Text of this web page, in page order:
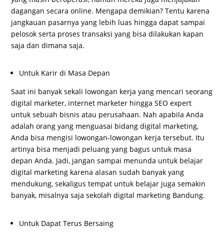
dagangan secara online. Mengapa demikian? Tentu karena
jangkauan pasarnya yang lebih luas hingga dapat sampai
pelosok serta proses transaksi yang bisa dilakukan kapan
saja dan dimana saja.
Untuk Karir di Masa Depan
Saat ini banyak sekali lowongan kerja yang mencari seorang
digital marketer, internet marketer hingga SEO expert
untuk sebuah bisnis atau perusahaan. Nah apabila Anda
adalah orang yang menguasai bidang digital marketing,
Anda bisa mengisi lowongan-lowongan kerja tersebut. Itu
artinya bisa menjadi peluang yang bagus untuk masa
depan Anda. Jadi, jangan sampai menunda untuk belajar
digital marketing karena alasan sudah banyak yang
mendukung, sekaligus tempat untuk belajar juga semakin
banyak, misalnya saja sekolah digital marketing Bandung.
Untuk Dapat Terus Bersaing